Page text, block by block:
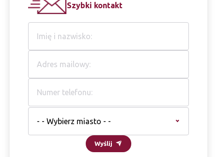
Szybki kontakt
- - Wybierz miasto - -
Wyślij